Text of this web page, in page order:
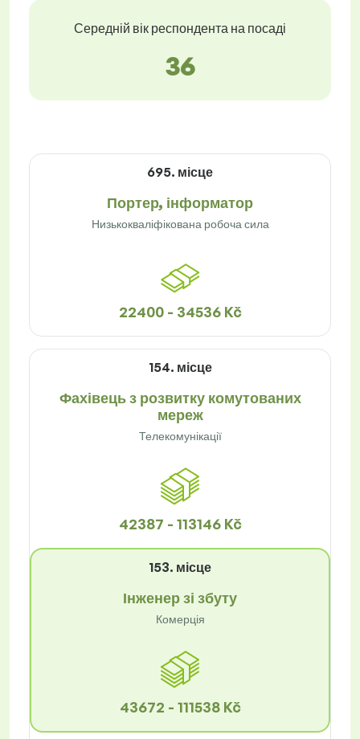
Середній вік респондента на посаді
36
695. місце
Портер, інформатор
Низькокваліфікована робоча сила
22400 - 34536 Kč
154. місце
Фахівець з розвитку комутованих
мереж
Телекомунікації
42387 - 113146 Kč
153. місце
Інженер зі збуту
Комерція
43672 - 111538 Kč